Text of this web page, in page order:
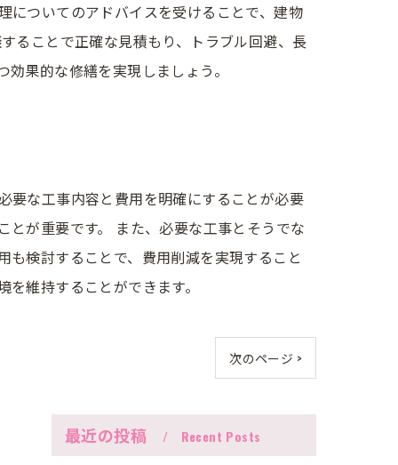
についてのアドバイスを受けることで、建物
ることで正確な見積もり、トラブル回避、長
果的な修繕を実現しましょう。
要な工事内容と費用を明確にすることが必要
が重要です。 また、必要な工事とそうでな
検討することで、費用削減を実現すること
維持することができます。
次のページ >
最近の投稿 Recent Posts